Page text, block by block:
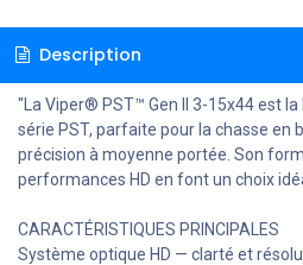
Description
"La Viper® PST™ Gen II 3-15x44 est
série PST, parfaite pour la chasse en
précision à moyenne portée. Son
performances HD en font un choix
CARACTÉRISTIQUES PRINCIPALES
Système optique HD — clarté et